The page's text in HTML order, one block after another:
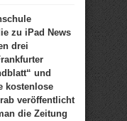
zu iPad News
drei
und
kostenlose
veröffentlicht
die Zeitung